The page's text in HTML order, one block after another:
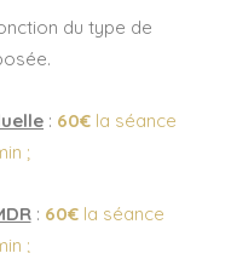
du type de
: 60€ la séance
;
: 60€la séance
;